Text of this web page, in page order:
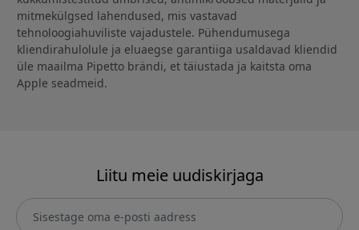
mitmekülgsed lahendused, mis vastavad
tehnoloogiahuviliste vajadustele. Pühendumusega
kliendirahulolule ja eluaegse garantiiga usaldavad kliendid
üle maailma Pipetto brändi, et täiustada ja kaitsta oma
Apple seadmeid.
Liitu meie uudiskirjaga